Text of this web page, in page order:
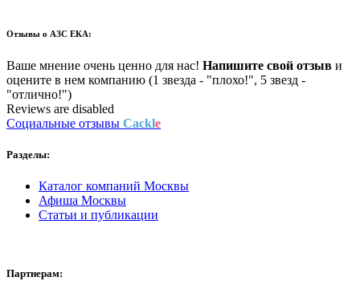
Отзывы о АЗС ЕКА:
Ваше мнение очень ценно для нас! Напишите свой отзыв и
оцените в нем компанию (1 звезда - "плохо!", 5 звезд -
"отлично!")
Reviews are disabled
Социальные отзывы Cackle
Разделы:
Каталог компаний Москвы
Афиша Москвы
Статьи и публикации
Партнерам: